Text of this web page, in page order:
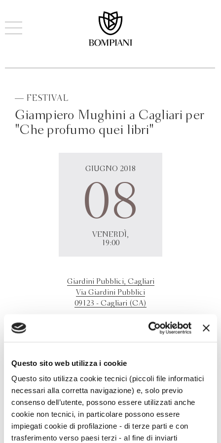
Questo sito web utilizza i cookie
Questo sito utilizza cookie tecnici (piccoli file informatici
necessari alla corretta navigazione) e, solo previo
consenso dell’utente, possono essere utilizzati anche
cookie non tecnici, in particolare possono essere
impiegati cookie di profilazione - di terze parti e con
trasferimento verso paesi terzi - al fine di inviarti
— FESTIVAL
Giampiero Mughini a Cagliari per
"Che profumo quei libri"
GIUGNO 2018
08
VENERDÌ,
19:00
Giardini Pubblici, Cagliari
Via Giardini Pubblici
09123 - Cagliari (CA)
Giampiero Mughini presenta "Che profumo quei libri" a
Cagliari, in occasione del Festival Internazinoale di